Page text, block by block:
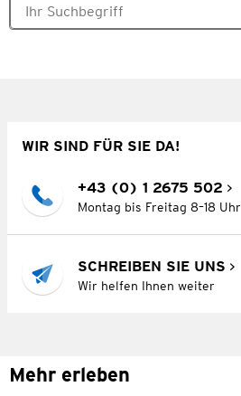
WIR SIND FÜR SIE DA!
+43 (0) 1 2675 502
Montag bis Freitag 8–18 Uhr
SCHREIBEN SIE UNS
Wir helfen Ihnen weiter
Mehr erleben